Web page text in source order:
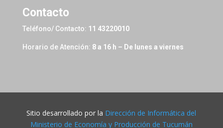
Contacto
Teléfono/ Contacto: 11 43220010
Horario de Atención: 8 a 16 h – De lunes a viernes
Sitio desarrollado por la Dirección de Informática del
Ministerio de Economía y Producción de Tucumán